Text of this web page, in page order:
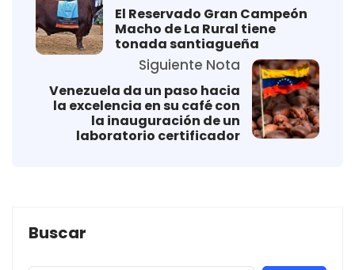
El Reservado Gran Campeón
Macho de La Rural tiene
tonada santiagueña
Siguiente Nota
Venezuela da un paso hacia
la excelencia en su café con
la inauguración de un
laboratorio certificador
Buscar